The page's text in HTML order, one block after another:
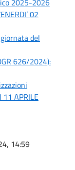
02
del
626/2024):
11 APRILE
14:59